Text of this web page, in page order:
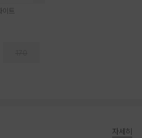
이트
자세히